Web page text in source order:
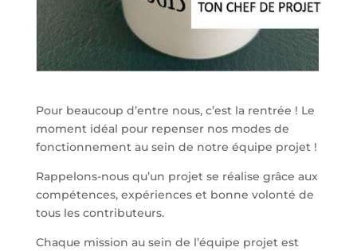
Pour beaucoup d’entre nous, c’est la rentrée ! Le
moment idéal pour repenser nos modes de
fonctionnement au sein de notre équipe projet !
Rappelons-nous qu’un projet se réalise grâce aux
compétences, expériences et bonne volonté de
tous les contributeurs.
Chaque mission au sein de l’équipe projet est